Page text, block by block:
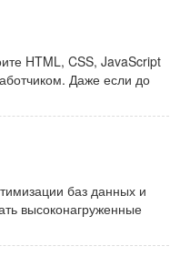
HTML, CSS, JavaScript
Даже если до
баз данных и
высоконагруженные